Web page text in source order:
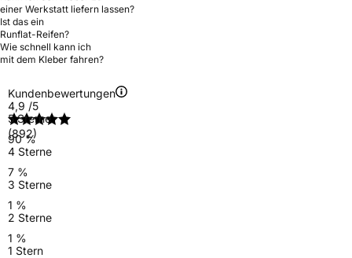
einer Werkstatt liefern lassen?
Ist das ein
Runflat-Reifen?
Wie schnell kann ich
mit dem Kleber fahren?
Kundenbewertungen
4,9 /5
(892)
5 Sterne
90 %
4 Sterne
7 %
3 Sterne
1 %
2 Sterne
1 %
1 Stern